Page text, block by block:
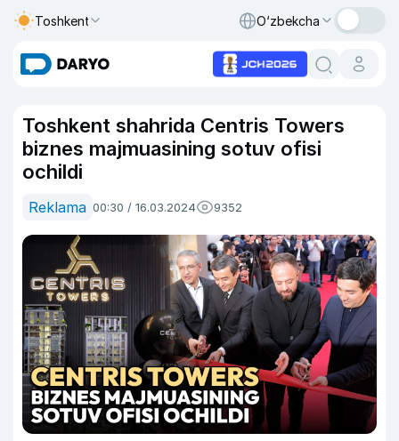
Toshkent O‘zbekcha
Toshkent shahrida Centris Towers
biznes majmuasining sotuv ofisi
ochildi
Reklama 00:30 / 16.03.2024 9352